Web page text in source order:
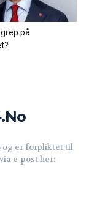
på
og er forpliktet til
e-post her: